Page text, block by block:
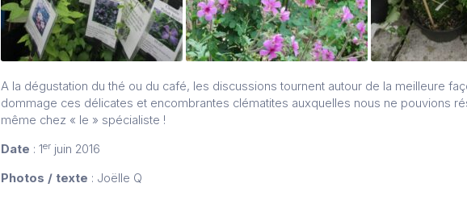
A la dégustation du thé ou du café, les discussions tournent autour de la meilleure
dommage ces délicates et encombrantes clématites auxquelles nous ne pouvions
même chez « le » spécialiste !
Date : 1er juin 2016
Photos / texte : Joëlle Q